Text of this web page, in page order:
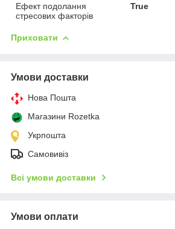
Ефект подолання
стресових факторів
True
Приховати
Умови доставки
Нова Пошта
Магазини Rozetka
Укрпошта
Самовивіз
Всі умови доставки
Умови оплати